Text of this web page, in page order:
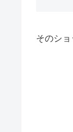
そのシ